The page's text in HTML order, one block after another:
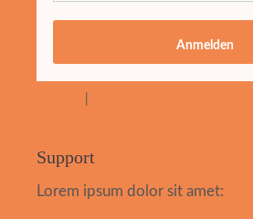
Anmelden
Support
Lorem ipsum dolor sit amet: